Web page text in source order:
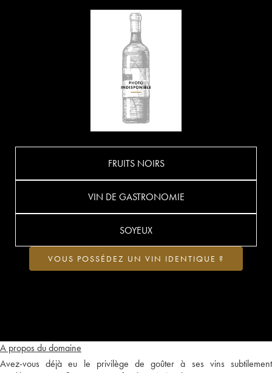
A propos du domaine
Avez-vous déjà eu le privilège de goûter à ses vins subtilement
FRUITS NOIRS
VIN DE GASTRONOMIE
SOYEUX
VOUS POSSÉDEZ UN VIN IDENTIQUE ?